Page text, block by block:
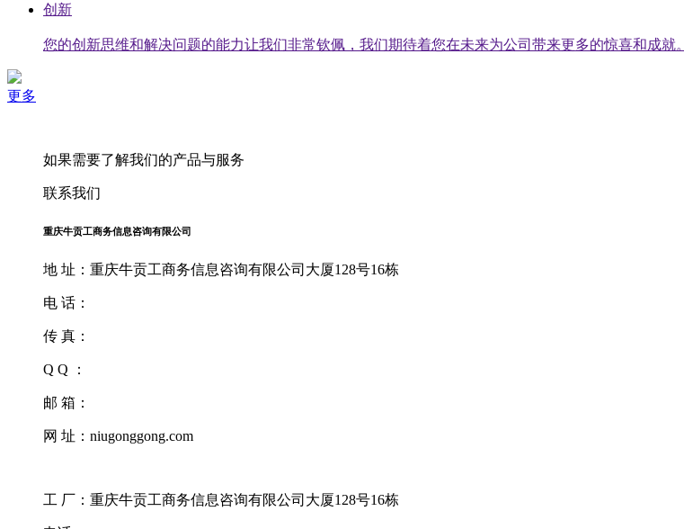
创新
您的创新思维和解决问题的能力让我们非常钦佩，我们期待着您在未来为公司带来更多的惊喜和成就。
更多
如果需要了解我们的产品与服务
联系我们
重庆牛贡工商务信息咨询有限公司
地 址：重庆牛贡工商务信息咨询有限公司大厦128号16栋
电 话：
传 真：
Q Q ：
邮 箱：
网 址：niugonggong.com
工 厂：重庆牛贡工商务信息咨询有限公司大厦128号16栋